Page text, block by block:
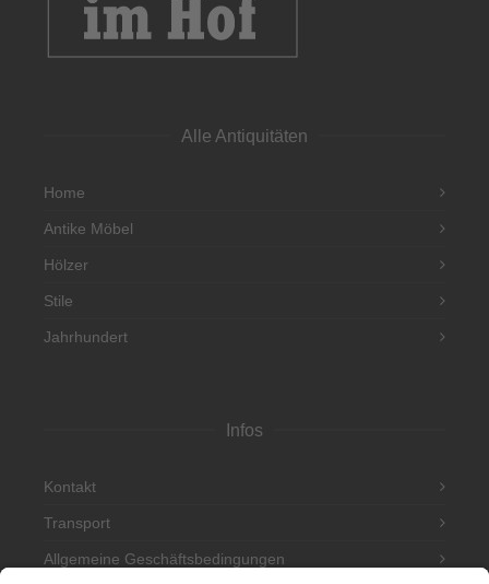
Alle Antiquitäten
Home
Antike Möbel
Hölzer
Stile
Jahrhundert
Infos
Kontakt
Transport
Allgemeine Geschäftsbedingungen